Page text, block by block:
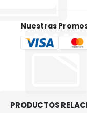
Nuestras
PRODUCTOS